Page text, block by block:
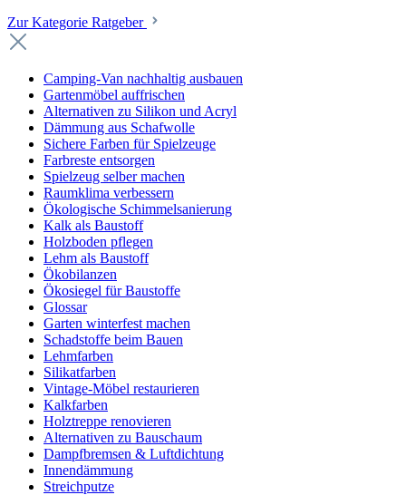
Zur Kategorie Ratgeber
Camping-Van nachhaltig ausbauen
Gartenmöbel auffrischen
Alternativen zu Silikon und Acryl
Dämmung aus Schafwolle
Sichere Farben für Spielzeuge
Farbreste entsorgen
Spielzeug selber machen
Raumklima verbessern
Ökologische Schimmelsanierung
Kalk als Baustoff
Holzboden pflegen
Lehm als Baustoff
Ökobilanzen
Ökosiegel für Baustoffe
Glossar
Garten winterfest machen
Schadstoffe beim Bauen
Lehmfarben
Silikatfarben
Vintage-Möbel restaurieren
Kalkfarben
Holztreppe renovieren
Alternativen zu Bauschaum
Dampfbremsen & Luftdichtung
Innendämmung
Streichputze